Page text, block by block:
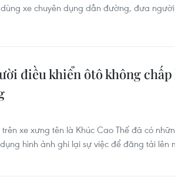
xe chuyên dụng dẫn đường, đưa
điều khiển ôtô không
xe xưng tên là Khúc Cao Thế đã có
hình ảnh ghi lại sự việc để đăng tải lên